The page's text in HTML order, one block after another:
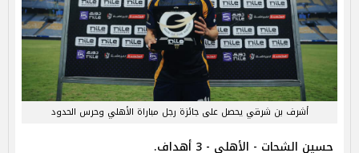
أشرف بن شرقي يحصل على جائزة رجل مباراة الأهلي وحرس الحدود
حسين الشحات - الأهلي - 3 أهداف.